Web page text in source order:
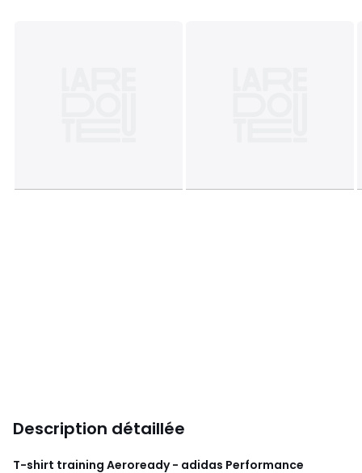
Description détaillée
T-shirt training Aeroready - adidas Performance